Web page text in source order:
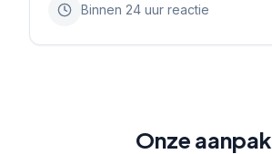
Binnen 24 uur reactie
Onze aanpak